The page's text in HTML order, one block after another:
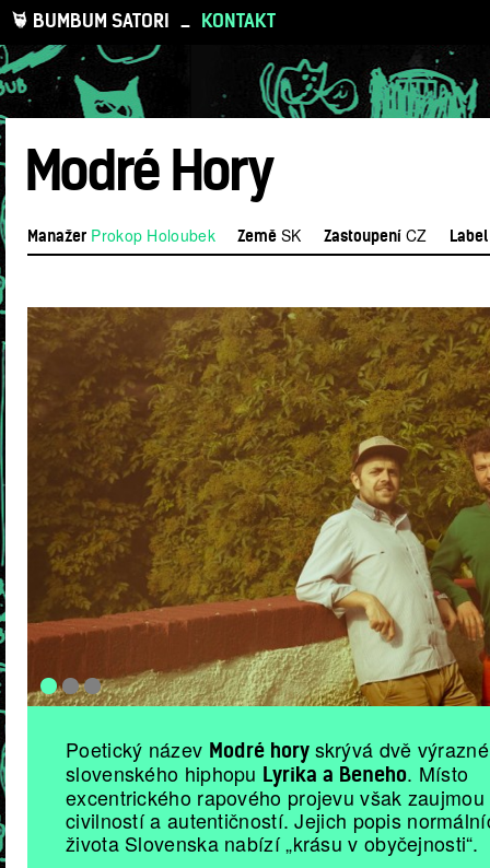
BUMBUM SATORI _ KONTAKT
Modré Hory
Manažer Prokop Holoubek ZeměSK ZastoupeníCZ Label
Poetický název Modré hory skrývá dvě
slovenského hiphopu Lyrika a Beneho. Místo
excentrického rapového projevu však
civilností a autentičností. Jejich popis
života Slovenska nabízí „krásu v obyčejnosti“.